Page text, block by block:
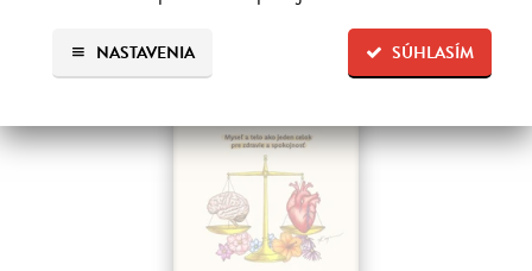
SÚHLASÍM
NASTAVENIA na sklade